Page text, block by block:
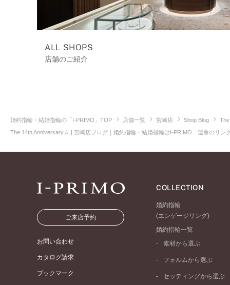
ALL SHOPS
店舗のご紹介
婚約指輪・結婚指輪の「I-PRIMO」TOP 店舗一覧 宮崎店 Shop Blog
The 14th Anniversary☆ | 宮崎店ブログ｜婚約指輪・結婚指輪はI-PRIMO 運命のリン
ご来店予約
お問い合わせ
カタログ請求
ブックマーク
COLLECTION
婚約指輪
(エンゲージリング)
婚約指輪一覧
素材から選ぶ
プラチナ
ピンクゴールド
フォルムから選ぶ
ストレートライン
セッティングから選ぶ